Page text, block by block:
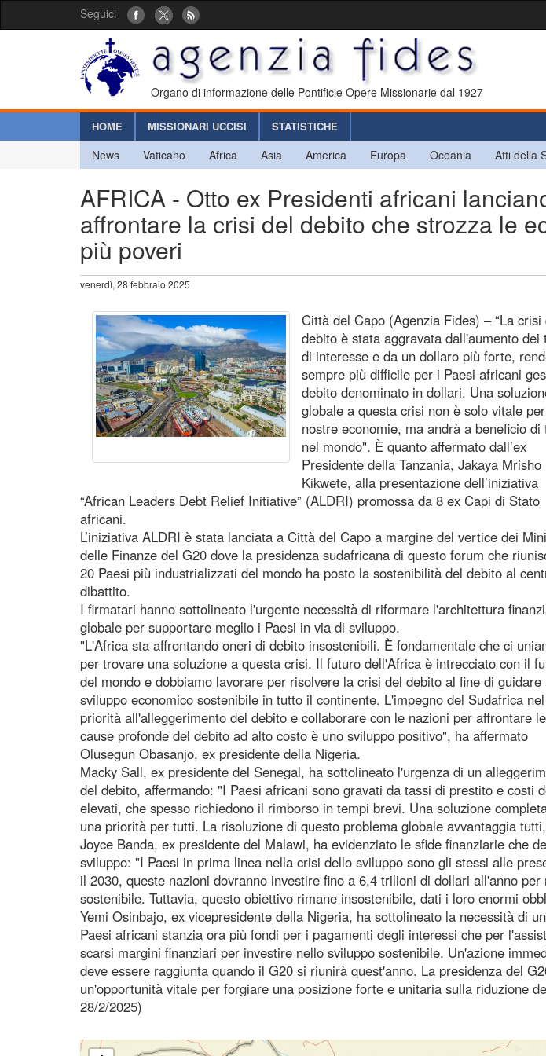
Seguici
Organo di informazione delle Pontificie Opere Missionarie dal 1927
HOME MISSIONARI UCCISI STATISTICHE
News Vaticano Africa Asia America Europa Oceania Atti della
AFRICA - Otto ex Presidenti africani
affrontare la crisi del debito che strozza le
più poveri
venerdì, 28 febbraio 2025
Città del Capo (Agenzia Fides) – “La crisi
debito è stata aggravata dall'aumento dei
di interesse e da un dollaro più forte,
sempre più difficile per i Paesi africani
debito denominato in dollari. Una
globale a questa crisi non è solo vitale
nostre economie, ma andrà a beneficio di
nel mondo". È quanto affermato dall’ex
Presidente della Tanzania, Jakaya Mrisho
Kikwete, alla presentazione dell’iniziativa
“African Leaders Debt Relief Initiative” (ALDRI) promossa da 8 ex Capi di Stato
africani.
L’iniziativa ALDRI è stata lanciata a Città del Capo a margine del vertice dei
delle Finanze del G20 dove la presidenza sudafricana di questo forum che
20 Paesi più industrializzati del mondo ha posto la sostenibilità del debito al
dibattito.
I firmatari hanno sottolineato l'urgente necessità di riformare l'architettura
globale per supportare meglio i Paesi in via di sviluppo.
"L'Africa sta affrontando oneri di debito insostenibili. È fondamentale che ci
per trovare una soluzione a questa crisi. Il futuro dell'Africa è intrecciato con il
del mondo e dobbiamo lavorare per risolvere la crisi del debito al fine di guidare
sviluppo economico sostenibile in tutto il continente. L'impegno del Sudafrica
priorità all'alleggerimento del debito e collaborare con le nazioni per affrontare le
cause profonde del debito ad alto costo è uno sviluppo positivo", ha affermato
Olusegun Obasanjo, ex presidente della Nigeria.
Macky Sall, ex presidente del Senegal, ha sottolineato l'urgenza di un
del debito, affermando: "I Paesi africani sono gravati da tassi di prestito e costi
elevati, che spesso richiedono il rimborso in tempi brevi. Una soluzione
una priorità per tutti. La risoluzione di questo problema globale avvantaggia
Joyce Banda, ex presidente del Malawi, ha evidenziato le sfide finanziarie che
sviluppo: "I Paesi in prima linea nella crisi dello sviluppo sono gli stessi alle
il 2030, queste nazioni dovranno investire fino a 6,4 trilioni di dollari all'anno
sostenibile. Tuttavia, questo obiettivo rimane insostenibile, dati i loro enormi
Yemi Osinbajo, ex vicepresidente della Nigeria, ha sottolineato la necessità di
Paesi africani stanzia ora più fondi per i pagamenti degli interessi che per
scarsi margini finanziari per investire nello sviluppo sostenibile. Un'azione
deve essere raggiunta quando il G20 si riunirà quest'anno. La presidenza del
un'opportunità vitale per forgiare una posizione forte e unitaria sulla riduzione
28/2/2025)